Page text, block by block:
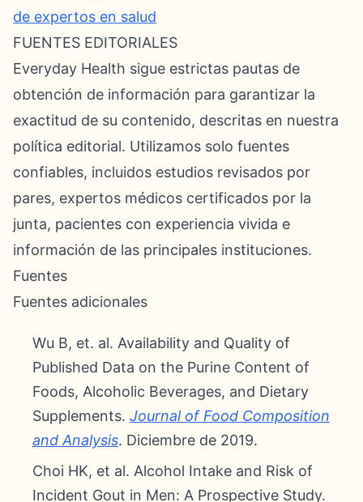
de expertos en salud
FUENTES EDITORIALES
Everyday Health sigue estrictas pautas de
obtención de información para garantizar la
exactitud de su contenido, descritas en nuestra
política editorial. Utilizamos solo fuentes
confiables, incluidos estudios revisados por
pares, expertos médicos certificados por la
junta, pacientes con experiencia vivida e
información de las principales instituciones.
Fuentes
Fuentes adicionales
Wu B, et. al. Availability and Quality of
Published Data on the Purine Content of
Foods, Alcoholic Beverages, and Dietary
Supplements. Journal of Food Composition
and Analysis. Diciembre de 2019.
Choi HK, et al. Alcohol Intake and Risk of
Incident Gout in Men: A Prospective Study.